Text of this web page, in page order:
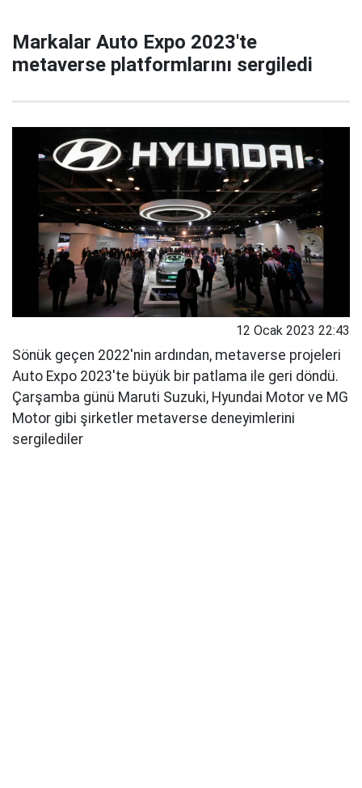
Markalar Auto Expo 2023'te
metaverse platformlarını sergiledi
12 Ocak 2023 22:43
Sönük geçen 2022'nin ardından, metaverse projeleri
Auto Expo 2023'te büyük bir patlama ile geri döndü.
Çarşamba günü Maruti Suzuki, Hyundai Motor ve MG
Motor gibi şirketler metaverse deneyimlerini
sergilediler